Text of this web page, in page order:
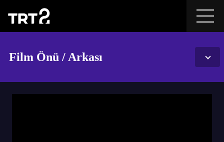
Film Önü / Arkası